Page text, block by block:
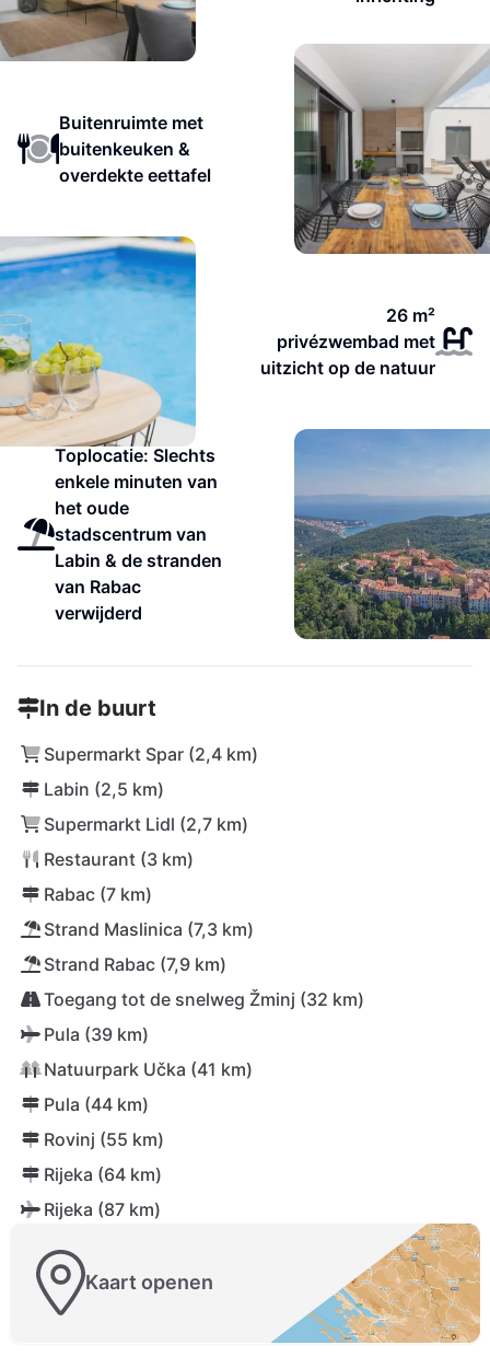
Buitenruimte met
buitenkeuken &
overdekte eettafel
26 m²
privézwembad met
uitzicht op de natuur
Toplocatie: Slechts
enkele minuten van
het oude
stadscentrum van
Labin & de stranden
van Rabac
verwijderd
In de buurt
Supermarkt Spar (2,4 km)
Labin (2,5 km)
Supermarkt Lidl (2,7 km)
Restaurant (3 km)
Rabac (7 km)
Strand Maslinica (7,3 km)
Strand Rabac (7,9 km)
Toegang tot de snelweg Žminj (32 km)
Pula (39 km)
Natuurpark Učka (41 km)
Pula (44 km)
Rovinj (55 km)
Rijeka (64 km)
Rijeka (87 km)
Kaart openen